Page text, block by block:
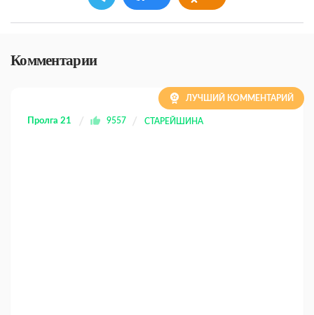
Комментарии
Пролга 21 9557 СТАРЕЙШИНА
ЛУЧШИЙ КОММЕНТАРИЙ